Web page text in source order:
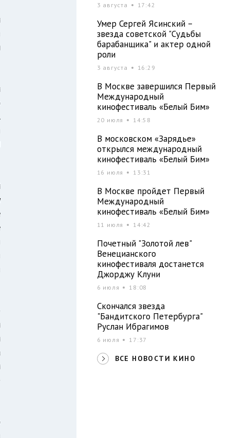
3 августа 17:42
Умер Сергей Ясинский –
звезда советской "Судьбы
барабанщика" и актер одной
роли
3 августа 16:29
В Москве завершился Первый
Международный
кинофестиваль «Белый Бим»
20 июля 14:58
В московском «Зарядье»
открылся международный
кинофестиваль «Белый Бим»
16 июля 13:31
В Москве пройдет Первый
Международный
кинофестиваль «Белый Бим»
11 июля 14:42
Почетный "Золотой лев"
Венецианского
кинофестиваля достанется
Джорджу Клуни
6 июля 18:08
Скончался звезда
"Бандитского Петербурга"
Руслан Ибрагимов
6 июля 17:37
ВСЕ НОВОСТИ КИНО